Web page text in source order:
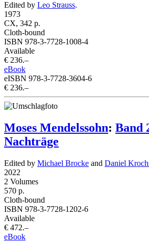
Edited by Leo Strauss.
1973
CX, 342 p.
Cloth-bound
ISBN 978-3-7728-1008-4
Available
€ 236.–
eBook
eISBN 978-3-7728-3604-6
€ 236.–
Moses Mendelssohn: Band
Nachträge
Edited by Michael Brocke and Daniel
2022
2 Volumes
570 p.
Cloth-bound
ISBN 978-3-7728-1202-6
Available
€ 472.–
eBook